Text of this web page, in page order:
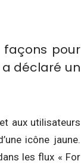
façons pour
a déclaré un
aux utilisateurs
icône jaune.
les flux « For